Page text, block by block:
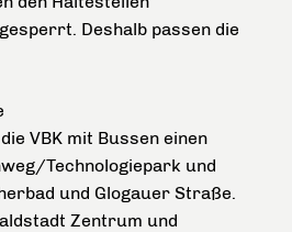
Deshalb passen die
VBK mit Bussen einen
Technologiepark und
und Glogauer Straße.
Zentrum und